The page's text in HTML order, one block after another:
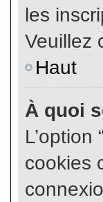
les
Veuillez
Haut
À quoi
cookies